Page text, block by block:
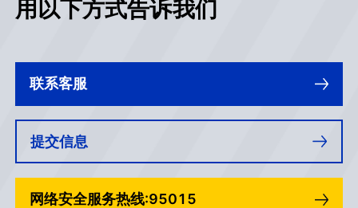
技术、产品、资源等优势，在网
用以下方式告诉我们
联系客服
提交信息
网络安全服务热线:95015